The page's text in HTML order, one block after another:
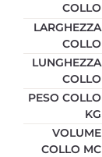
COLLO
LARGHEZZA
COLLO
LUNGHEZZA
COLLO
PESO COLLO
KG
VOLUME
COLLO MC